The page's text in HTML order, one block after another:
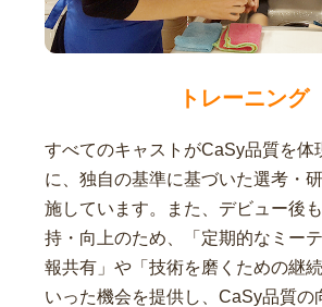
トレーニング
すべてのキャストがCaSy品質を体
に、独自の基準に基づいた選考・
施しています。また、デビュー後
持・向上のため、「定期的なミー
報共有」や「技術を磨くための継
いった機会を提供し、CaSy品質の